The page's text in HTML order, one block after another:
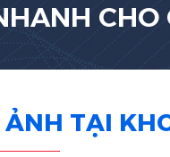
TẠI